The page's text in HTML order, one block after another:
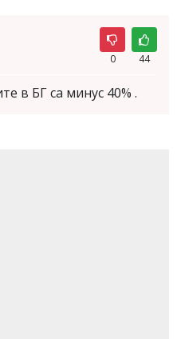
0 44
в БГ са минус 40% .